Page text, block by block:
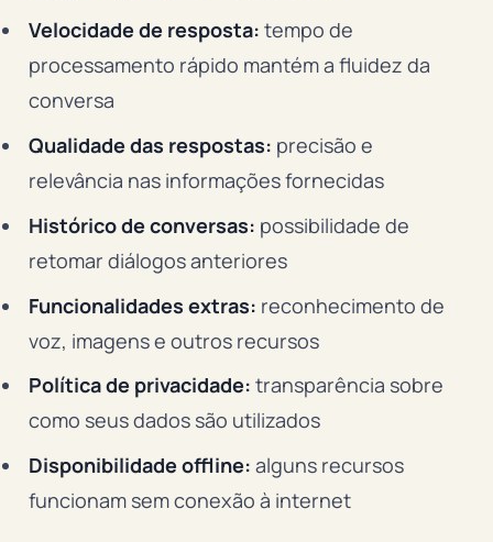
Velocidade de resposta: tempo de
processamento rápido mantém a fluidez da
conversa
Qualidade das respostas: precisão e
relevância nas informações fornecidas
Histórico de conversas: possibilidade de
retomar diálogos anteriores
Funcionalidades extras: reconhecimento de
voz, imagens e outros recursos
Política de privacidade: transparência sobre
como seus dados são utilizados
Disponibilidade offline: alguns recursos
funcionam sem conexão à internet